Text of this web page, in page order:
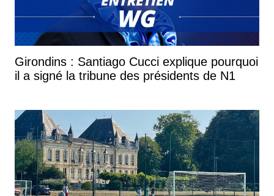
Girondins : Santiago Cucci explique pourquoi
il a signé la tribune des présidents de N1